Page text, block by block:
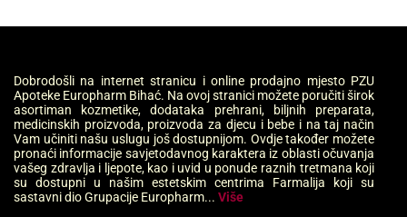
Dobrodošli na internet stranicu i online prodajno mjesto PZU
Apoteke Europharm Bihać. Na ovoj stranici možete poručiti širok
asortiman kozmetike, dodataka prehrani, biljnih preparata,
medicinskih proizvoda, proizvoda za djecu i bebe i na taj način
Vam učiniti našu uslugu još dostupnijom. Ovdje također možete
pronaći informacije savjetodavnog karaktera iz oblasti očuvanja
vašeg zdravlja i ljepote, kao i uvid u ponude raznih tretmana koji
su dostupni u našim estetskim centrima Farmalija koji su
sastavni dio Grupacije Europharm... Više